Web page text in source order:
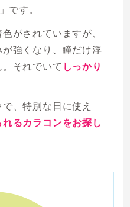
」です。
がされていますが、
強くなり、瞳だけ浮
それでいて しっかり
、特別な日に使え
るカラコンをお探し